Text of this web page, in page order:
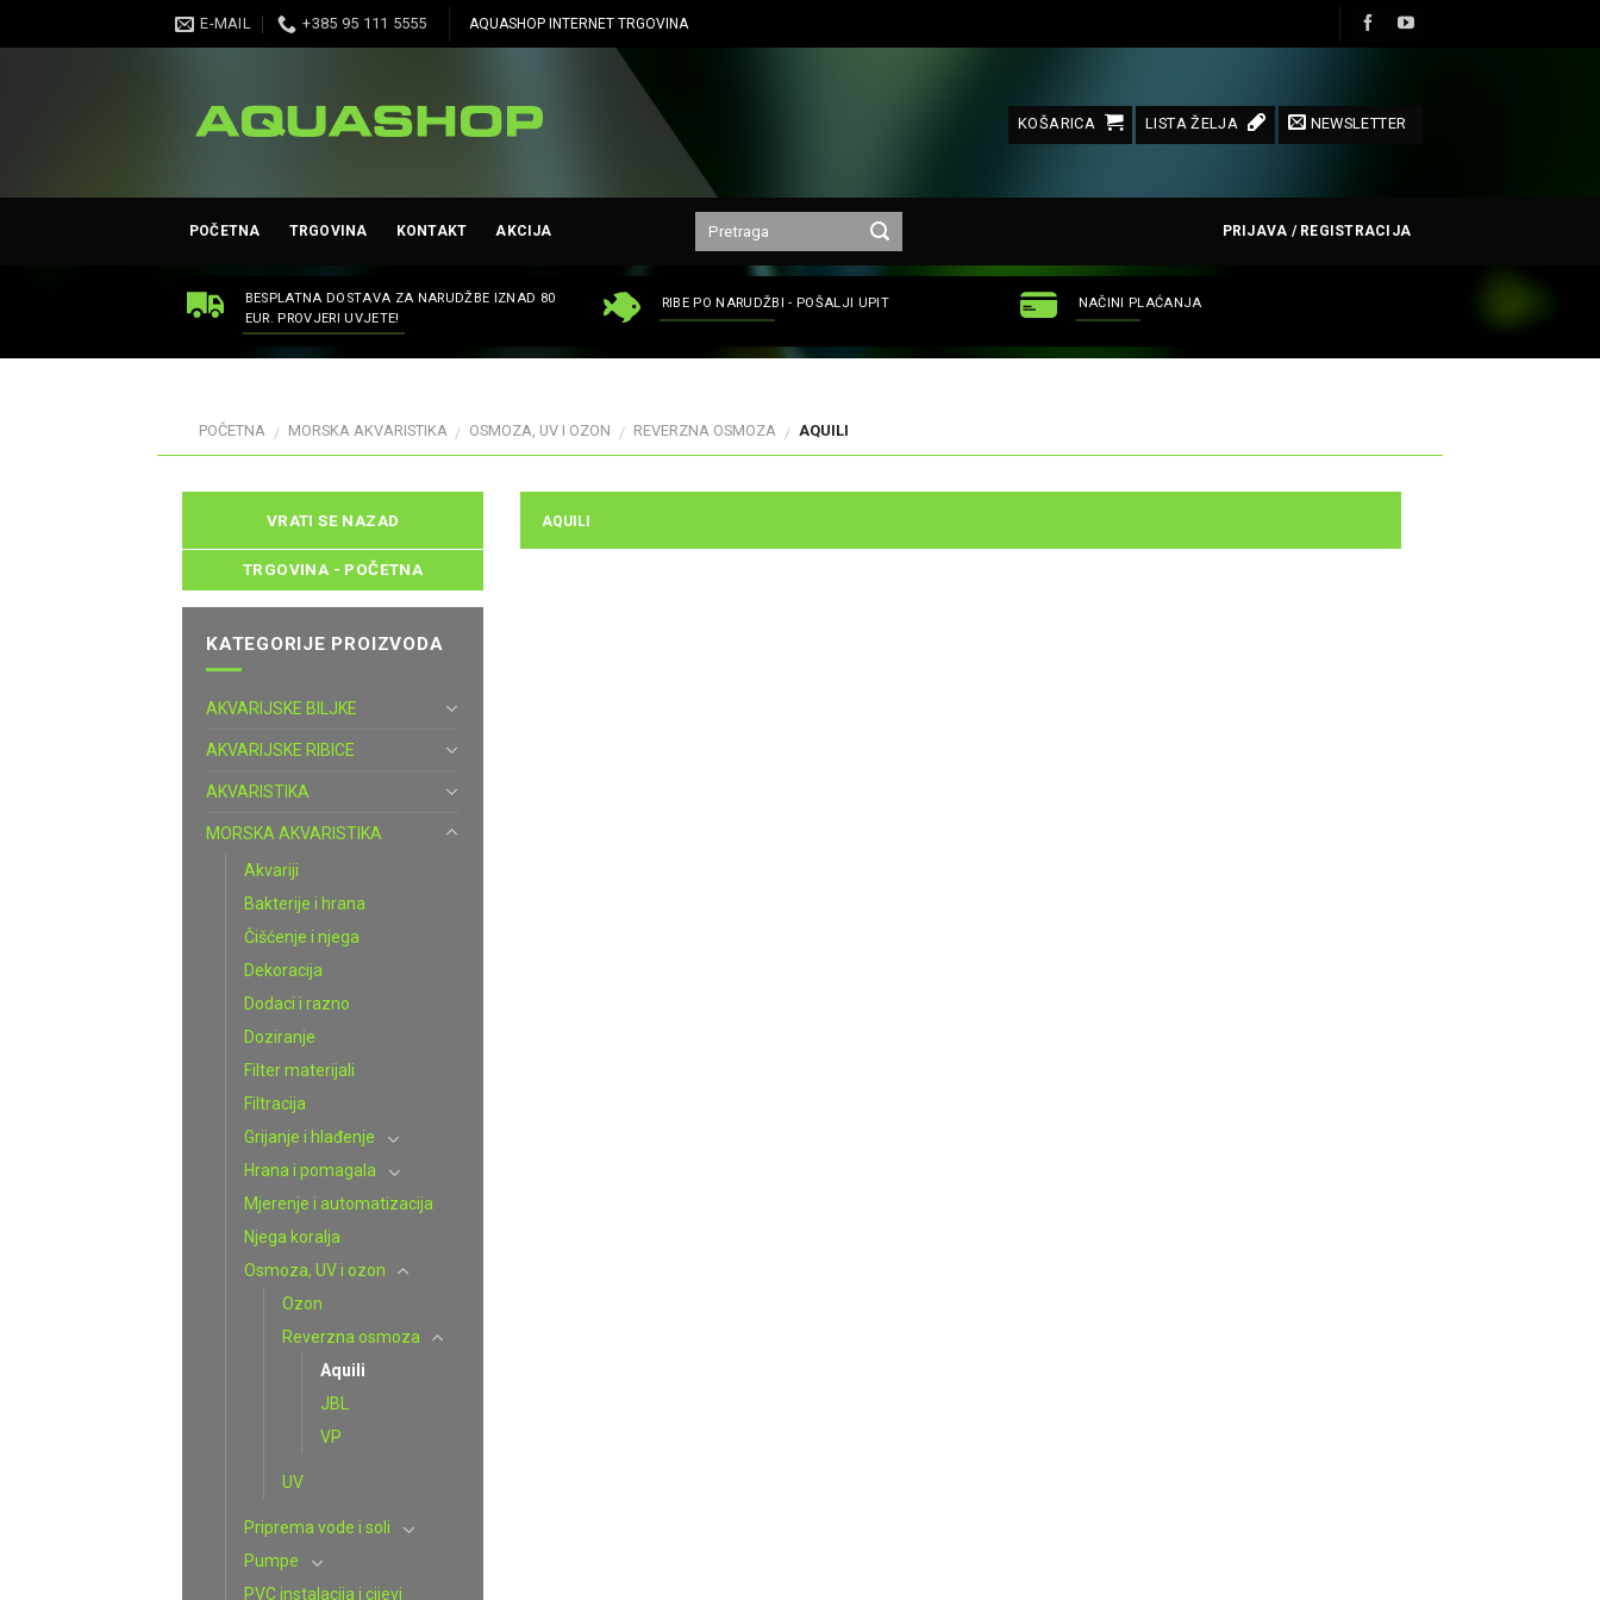
to
E-MAIL +385 95 111 5555 AQUASHOP INTERNET TRGOVINA
KOŠARICA LISTA ŽELJA NEWSLETTER
POČETNA TRGOVINA KONTAKT AKCIJA PRIJAVA / REGISTRACIJA
BESPLATNA DOSTAVA ZA NARUDŽBE IZNAD 80
EUR. PROVJERI UVJETE!
RIBE PO NARUDŽBI - POŠALJI UPIT NAČINI PLAĆANJA
POČETNA / MORSKA AKVARISTIKA / OSMOZA, UV I OZON / REVERZNA OSMOZA / AQUILI
TRGOVINA - POČETNA
KATEGORIJE PROIZVODA
AKVARIJSKE BILJKE
AKVARIJSKE RIBICE
AKVARISTIKA
MORSKA AKVARISTIKA
Akvariji
Bakterije i hrana
Čišćenje i njega
Dekoracija
Dodaci i razno
Doziranje
Filter materijali
Filtracija
Grijanje i hlađenje
Hrana i pomagala
Mjerenje i automatizacija
Njega koralja
Osmoza, UV i ozon
Ozon
Reverzna osmoza
Aquili
JBL
VP
UV
Priprema vode i soli
Pumpe
PVC instalacija i cijevi
AQUILI